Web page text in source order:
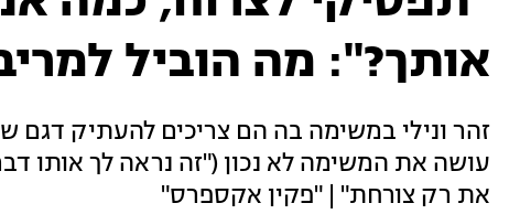
אותך?": מה הוביל
זהר ונילי במשימה בה הם צריכים להעתיק דגם
עושה את המשימה לא נכון ("זה נראה לך אותו
את רק צורחת" | "פקין אקספרס"